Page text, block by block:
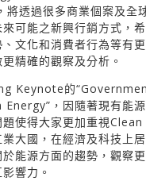
透過很多商業個案及全
可能之新興行銷方式，
文化和消費者行為等有
精確的觀察及分析。
Keynote的
，因隨著現有能源
使得大家更加重視
大國，在經濟及科技上
能源方面的趨勢，觀察
響力。